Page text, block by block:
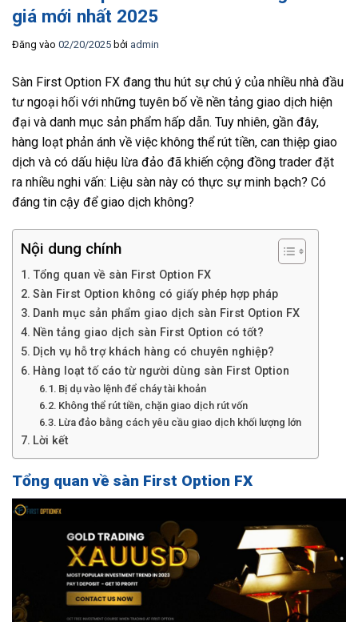
giá mới nhất 2025
Đăng vào 02/20/2025 bởi admin
Sàn First Option FX đang thu hút sự chú ý của nhiều nhà đầu
tư ngoại hối với những tuyên bố về nền tảng giao dịch hiện
đại và danh mục sản phẩm hấp dẫn. Tuy nhiên, gần đây,
hàng loạt phản ánh về việc không thể rút tiền, can thiệp giao
dịch và có dấu hiệu lừa đảo đã khiến cộng đồng trader đặt
ra nhiều nghi vấn: Liệu sàn này có thực sự minh bạch? Có
đáng tin cậy để giao dịch không?
Nội dung chính
Tổng quan về sàn First Option FX
Sàn First Option không có giấy phép hợp pháp
Danh mục sản phẩm giao dịch sàn First Option FX
Nền tảng giao dịch sàn First Option có tốt?
Dịch vụ hỗ trợ khách hàng có chuyên nghiệp?
Hàng loạt tố cáo từ người dùng sàn First Option
Bị dụ vào lệnh để cháy tài khoản
Không thể rút tiền, chặn giao dịch rút vốn
Lừa đảo bằng cách yêu cầu giao dịch khối lượng lớn
Lời kết
Tổng quan về sàn First Option FX